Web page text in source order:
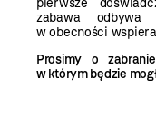
zabawa
w obecności
Prosimy o
w którym będzie